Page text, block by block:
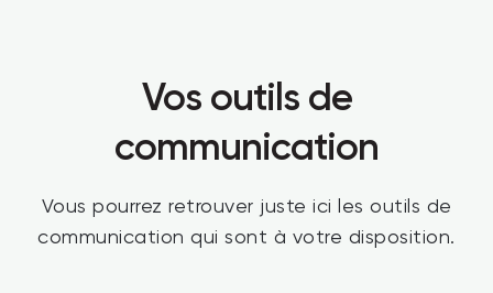
Vos outils de
communication
Vous pourrez retrouver juste ici les outils de
communication qui sont à votre disposition.